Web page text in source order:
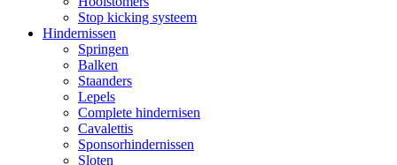
Stop kicking systeem
Hindernissen
Springen
Balken
Staanders
Lepels
Complete hindernisen
Cavalettis
Sponsorhindernissen
Sloten